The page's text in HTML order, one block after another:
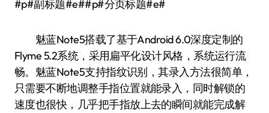
#p#副标题#e##p#分页标题#e#
魅蓝Note5搭载了基于Android 6.0深度定制的
Flyme 5.2系统，采用扁平化设计风格，系统运行流
畅。魅蓝Note5支持指纹识别，其录入方法很简单，
只需要不断地调整手指位置就能录入，同时解锁的
速度也很快，几乎把手指放上去的瞬间就能完成解